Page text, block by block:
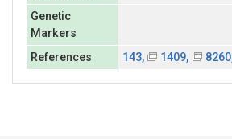
Genetic
Markers
References
143, 1409,